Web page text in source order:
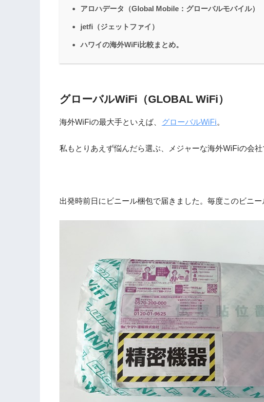
アロハデータ（Global Mobile：グローバルモバイル）
jetfi（ジェットファイ）
ハワイの海外WiFi比較まとめ。
グローバルWiFi（GLOBAL WiFi）
海外WiFiの最大手といえば、 グローバルWiFi。
私もとりあえず悩んだら選ぶ、メジャーな海外WiFiの会社
出発時前日にビニール梱包で届きました。毎度このビニー